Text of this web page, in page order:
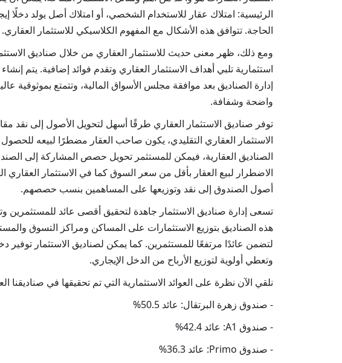
الرئيسية: امتلاك عقار للاستخدام الشخصي، أو امتلاك أصل يولد دخلًا
الحاجة. تتوافق هذه الأشكال مع المفهوم الكلاسيكي للاستثمار العقاري.
ومع ذلك، ظهر معنى حديث للاستثمار العقاري من خلال صناديق
استثمارية تلبي أهداف الاستثمار العقاري وتقدم فوائد إضافية. يتم
إدارة الصناديق بعد موافقة مجلس الأسواق المالية، وتتمتع بموثوقية
واضحة وشفافة.
توفر صناديق الاستثمار العقاري طرقًا أسهل لتحويل الأصول إلى نقد
الاستثمار العقاري التقليدي، يكون صاحب العقار مضطرًا لبيعه
الصناديق العقارية، فيمكن للمستثمر تحويل حصص المشاركة إلى
الاضطرار لبيع العقار بأقل من سعر السوق كما في الاستثمار العقاري
أصول الصندوق إلى نقد وتوزيعها على المساهمين بنسب حصصهم.
تسعى إدارة صناديق الاستثمار جاهدة لتحقيق أقصى عائد للمستثمرين
هذه الصناديق بتوزيع الاستثمارات على المساكن ومراكز التسوق
لتضمن عائدًا مرتفعًا للمستثمرين. كما يمكن لصناديق الاستثمار توفير
وتعطي أولوية لتوزيع الأرباح من الدخل الإيجاري.
نلقي الآن نظرة على العوائد الاستثمارية التي تم تحقيقها في صناديقنا
- صندوق زهرة البرتقال: عائد 50.5%
- صندوق A1: عائد 42.4%
- صندوق Primo: عائد 36.3%